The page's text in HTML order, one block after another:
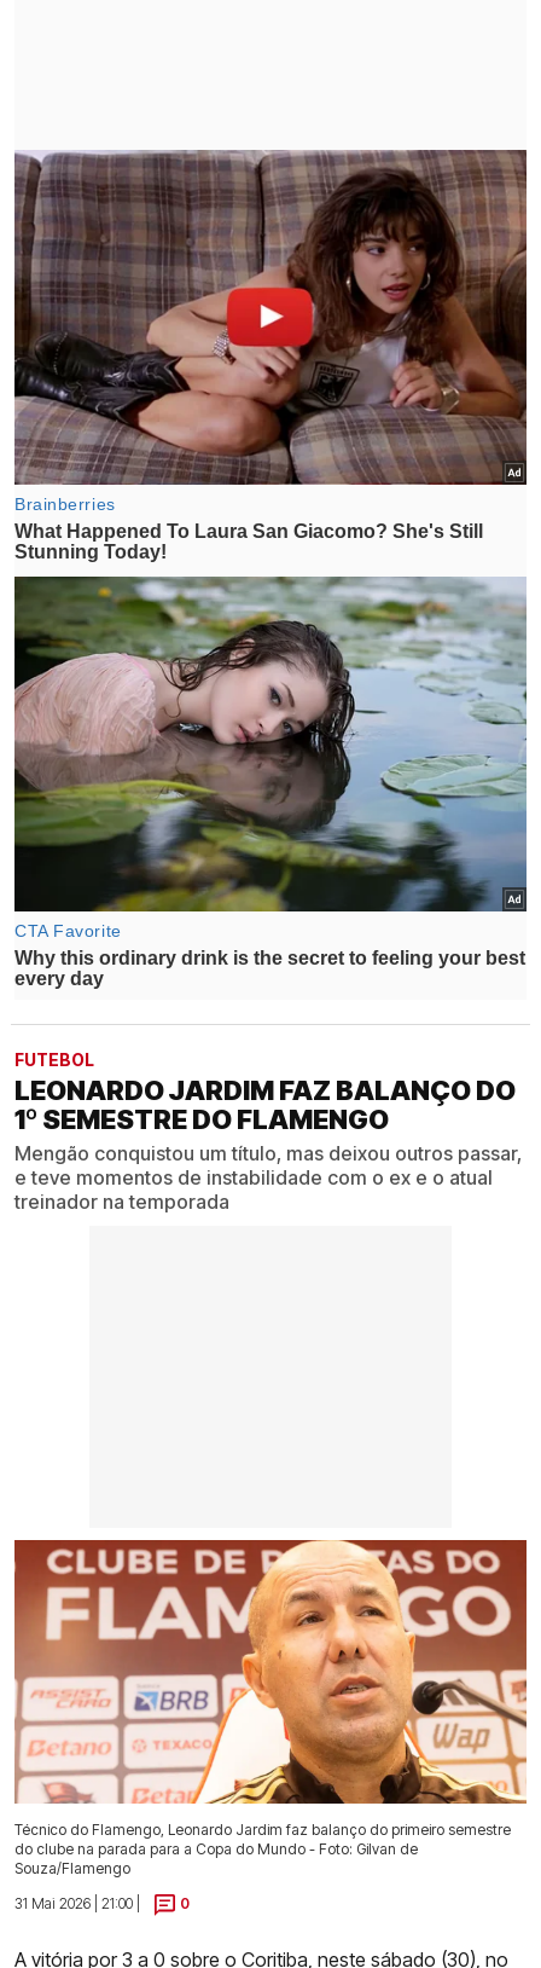
FUTEBOL
LEONARDO JARDIM FAZ BALANÇO DO
1º SEMESTRE DO FLAMENGO
Mengão conquistou um título, mas deixou outros passar,
e teve momentos de instabilidade com o ex e o atual
treinador na temporada
Técnico do Flamengo, Leonardo Jardim faz balanço do primeiro semestre
do clube na parada para a Copa do Mundo - Foto: Gilvan de
Souza/Flamengo
31 Mai 2026 | 21:00 |
0
A vitória por 3 a 0 sobre o Coritiba , neste sábado (30), no